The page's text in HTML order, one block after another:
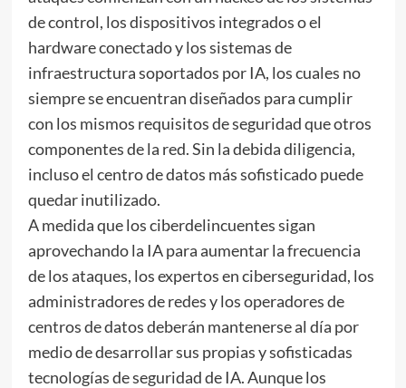
de control, los dispositivos integrados o el
hardware conectado y los sistemas de
infraestructura soportados por IA, los cuales no
siempre se encuentran diseñados para cumplir
con los mismos requisitos de seguridad que otros
componentes de la red. Sin la debida diligencia,
incluso el centro de datos más sofisticado puede
quedar inutilizado.
A medida que los ciberdelincuentes sigan
aprovechando la IA para aumentar la frecuencia
de los ataques, los expertos en ciberseguridad, los
administradores de redes y los operadores de
centros de datos deberán mantenerse al día por
medio de desarrollar sus propias y sofisticadas
tecnologías de seguridad de IA. Aunque los